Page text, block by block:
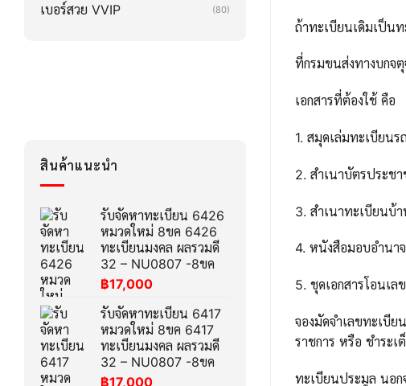
เบอร์สวย VVIP (80)
สินค้าแนะนำ
รับจัดหาทะเบียน 6426
หมวดใหม่ 8ขค 6426
ทะเบียนมงคล ผลรวมดี
32 – NU0807 -8ขค
฿17,000
รับจัดหาทะเบียน 6417
หมวดใหม่ 8ขค 6417
ทะเบียนมงคล ผลรวมดี
32 – NU0807 -8ขค
฿17,000
ถ้าทะเบียนเดิมเป็น
ที่กรมขนส่งทางบกจ
เอกสารที่ต้องใช้ คือ
1. สมุดเล่มทะเบียน
2. สำเนาบัตรประช
3. สำเนาทะเบียนบ้
4. หนังสือมอบอำนาจ
5. ชุดเอกสารโอนเ
จองมัดจำเลขทะเบี
ราชการ หรือ ชำระ
ทะเบียนประมูล นอก